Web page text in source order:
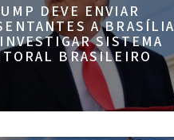
DEVE ENVIAR
A BRASÍLIA
SISTEMA
BRASILEIRO